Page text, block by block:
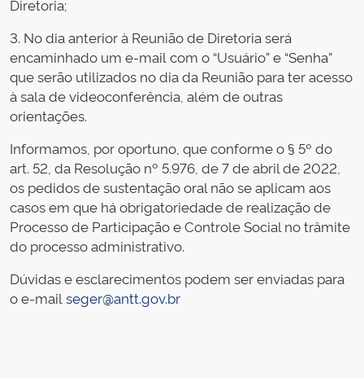
Diretoria;
3. No dia anterior à Reunião de Diretoria será
encaminhado um e-mail com o “Usuário” e “Senha”
que serão utilizados no dia da Reunião para ter acesso
à sala de videoconferência, além de outras
orientações.
Informamos, por oportuno, que conforme o § 5º do
art. 52, da Resolução nº 5.976, de 7 de abril de 2022,
os pedidos de sustentação oral não se aplicam aos
casos em que há obrigatoriedade de realização de
Processo de Participação e Controle Social no trâmite
do processo administrativo.
Dúvidas e esclarecimentos podem ser enviadas para
o e-mail seger@antt.gov.br